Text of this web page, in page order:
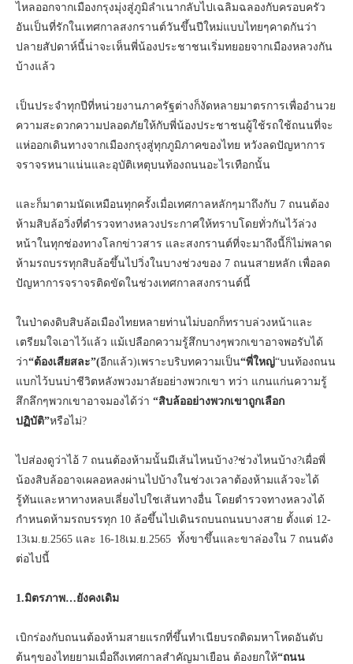
ไหลออกจากเมืองกรุงมุ่งสู่ภูมิลำเนากลับไปเฉลิมฉลองกับครอบครัว
อันเป็นที่รักในเทศกาลสงกรานต์วันขึ้นปีใหม่แบบไทยๆคาดกันว่า
ปลายสัปดาห์นี้น่าจะเห็นพี่น้องประชาชนเริ่มทยอยจากเมืองหลวงกัน
บ้างแล้ว
เป็นประจำทุกปีที่หน่วยงานภาครัฐต่างก็งัดหลายมาตรการเพื่ออำนวย
ความสะดวกความปลอดภัยให้กับพี่น้องประชาชนผู้ใช้รถใช้ถนนที่จะ
แห่ออกเดินทางจากเมืองกรุงสู่ทุกภูมิภาคของไทย หวังลดปัญหาการ
จราจรหนาแน่นและอุบัติเหตุบนท้องถนนอะไรเทือกนั้น
และก็มาตามนัดเหมือนทุกครั้งเมื่อเทศกาลหลักๆมาถึงกับ 7 ถนนต้อง
ห้ามสิบล้อวิ่งที่ตำรวจทางหลวงประกาศให้ทราบโดยทั่วกันไว้ล่วง
หน้าในทุกช่องทางโลกข่าวสาร และสงกรานต์ที่จะมาถึงนี้ก็ไม่พลาด
ห้ามรถบรรทุกสิบล้อขึ้นไปวิ่งในบางช่วงของ 7 ถนนสายหลัก เพื่อลด
ปัญหาการจราจรติดขัดในช่วงเทศกาลสงกรานต์นี้
ในป่าดงดิบสิบล้อเมืองไทยหลายท่านไม่บอกก็ทราบล่วงหน้าและ
เตรียมใจเอาไว้แล้ว แม้เปลือกความรู้สึกบางๆพวกเขาอาจพอรับได้
ว่า“ต้องเสียสละ”(อีกแล้ว)เพราะบริบทความเป็น“พี่ใหญ่“บนท้องถนน
แบกไว้บนบ่าชีวิตหลังพวงมาลัยอย่างพวกเขา ทว่า แกนแก่นความรู้
สึกลึกๆพวกเขาอาจมองได้ว่า “สิบล้ออย่างพวกเขาถูกเลือก
ปฏิบัติ”หรือไม่?
ไปส่องดูว่าไอ้ 7 ถนนต้องห้ามนั้นมีเส้นไหนบ้าง?ช่วงไหนบ้าง?เผื่อพี่
น้องสิบล้ออาจเผลอหลงผ่านไปบ้างในช่วงเวลาต้องห้ามแล้วจะได้
รู้ทันและหาทางหลบเลี่ยงไปใชเส้นทางอื่น โดยตำรวจทางหลวงได้
กำหนดห้ามรถบรรทุก 10 ล้อขึ้นไปเดินรถบนถนนบางสาย ตั้งแต่ 12-
13เม.ย.2565 และ 16-18เม.ย.2565 ทั้งขาขึ้นและขาล่องใน 7 ถนนดัง
ต่อไปนี้
1.มิตรภาพ…ยังคงเดิม
เบิกร่องกับถนนต้องห้ามสายแรกที่ขึ้นทำเนียบรถติดมหาโหดอันดับ
ต้นๆของไทยยามเมื่อถึงเทศกาลสำคัญมาเยือน ต้องยกให้“ถนน